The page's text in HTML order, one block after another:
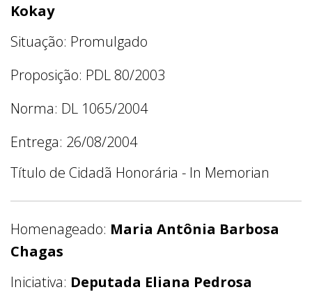
Kokay
Situação: Promulgado
Proposição: PDL 80/2003
Norma: DL 1065/2004
Entrega: 26/08/2004
Título de Cidadã Honorária - In Memorian
Homenageado: Maria Antônia Barbosa
Chagas
Iniciativa: Deputada Eliana Pedrosa